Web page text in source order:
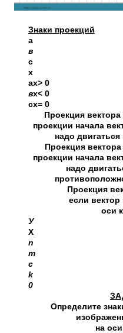
Знаки проекций
а
в
с
х
aх> 0
вх< 0
сх= 0
Проекция
проекции начала
надо
Проекция
проекции начала
надо
Проекция
если вектор
оси
У
Х
n
m
c
k
0
Определите
на